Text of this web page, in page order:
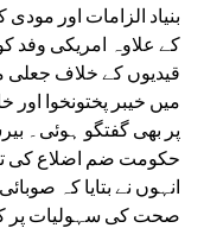
بنیاد الزامات اور
کے علاوہ امریکی
قیدیوں کے خلاف جعلی
میں خیبر پختونخوا
پر بھی گفتگو ہوئی۔
حکومت ضم اضلاع کی
انہوں نے بتایا کہ
صحت کی سہولیات پر